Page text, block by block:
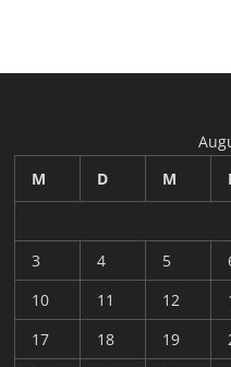
M
D M
3
4 5
10
11 12
17
18 19